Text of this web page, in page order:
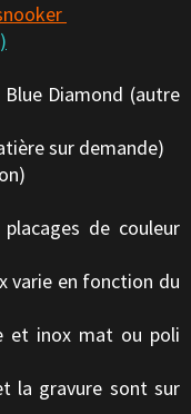
Diamond (autre
sur demande)
de couleur
en fonction du
et inox mat ou poli
la gravure sont sur